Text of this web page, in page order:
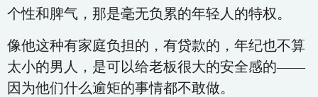
个性和脾气，那是毫无负累的年轻人的特权。
像他这种有家庭负担的，有贷款的，年纪也不算
太小的男人，是可以给老板很大的安全感的——
因为他们什么逾矩的事情都不敢做。